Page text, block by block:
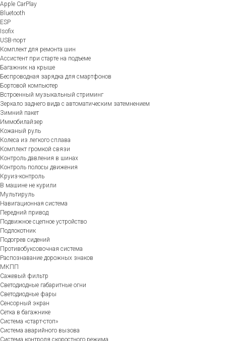
Apple CarPlay
Bluetooth
ESP
Isofix
USB-порт
Комплект для ремонта шин
Ассистент при старте на подъеме
Багажник на крыше
Беспроводная зарядка для смартфонов
Бортовой компьютер
Встроенный музыкальный стриминг
Зеркало заднего вида с автоматическим затемнением
Зимний пакет
Иммобилайзер
Кожаный руль
Колеса из легкого сплава
Комплект громкой связи
Контроль давления в шинах
Контроль полосы движения
Круиз-контроль
В машине не курили
Мультируль
Навигационная система
Передний привод
Подвижное сцепное устройство
Подлокотник
Подогрев сидений
Противобуксовочная система
Распознавание дорожных знаков
МКПП
Сажевый фильтр
Светодиодные габаритные огни
Светодиодные фары
Сенсорный экран
Сетка в багажнике
Система «старт-стоп»
Система аварийного вызова